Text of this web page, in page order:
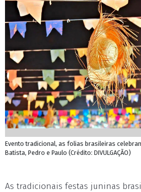
Evento tradicional, as folias brasileiras
Batista, Pedro e Paulo (Crédito: DIVULGAÇÃO)
As tradicionais festas juninas